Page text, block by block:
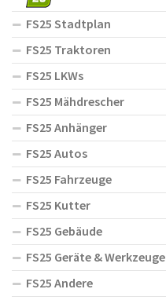
FS25 Stadtplan
FS25 Traktoren
FS25 LKWs
FS25 Mähdrescher
FS25 Anhänger
FS25 Autos
FS25 Fahrzeuge
FS25 Kutter
FS25 Gebäude
FS25 Geräte & Werkzeuge
FS25 Andere